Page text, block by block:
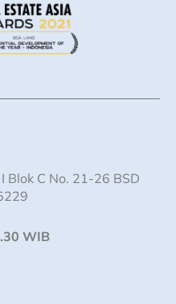
Blok C No. 21-26 BSD
WIB